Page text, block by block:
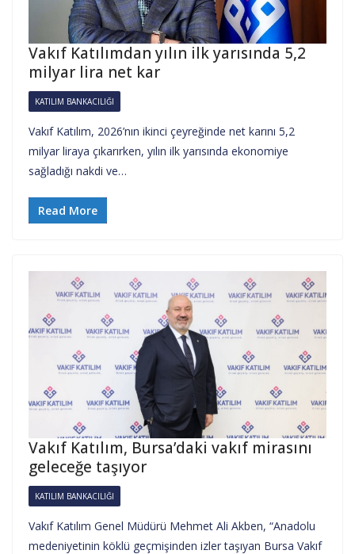
Vakıf Katılımdan yılın ilk yarısında 5,2
milyar lira net kar
KATILIM BANKACILIĞI
Vakıf Katılım, 2026’nın ikinci çeyreğinde net karını 5,2
milyar liraya çıkarırken, yılın ilk yarısında ekonomiye
sağladığı nakdi ve…
Read More
Vakıf Katılım, Bursa’daki vakıf mirasını
geleceğe taşıyor
KATILIM BANKACILIĞI
Vakıf Katılım Genel Müdürü Mehmet Ali Akben, “Anadolu
medeniyetinin köklü geçmişinden izler taşıyan Bursa Vakıf